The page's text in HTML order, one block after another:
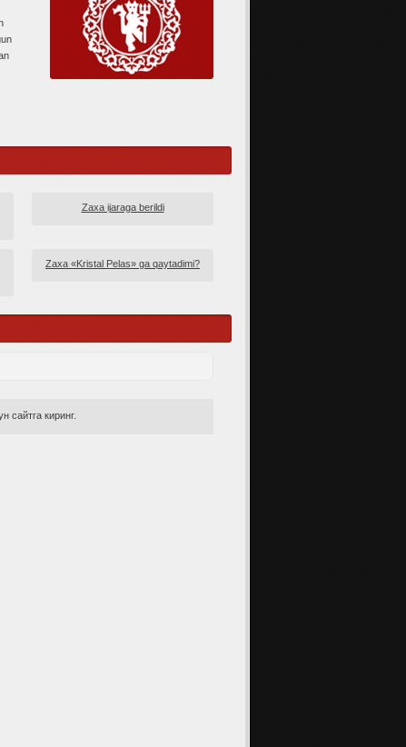
Zaxa ijaraga berildi
Zaxa «Kristal Pelas» ga qaytadimi?
сайтга киринг.